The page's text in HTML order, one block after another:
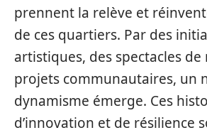
prennent la relève et
de ces quartiers. Par des
artistiques, des spectacles de
projets communautaires, un
dynamisme émerge. Ces
d’innovation et de résilience